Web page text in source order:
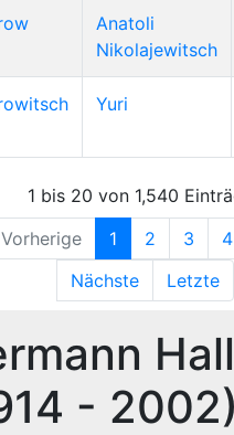
Anatoli
Nikolajewitsch
Yuri
1 bis 20 von 1,540
Vorherige 1 2 3 4
Nächste
Letzte
- 2002)